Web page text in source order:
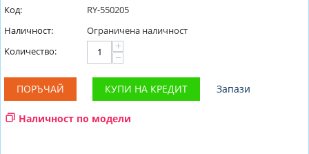
Код:
RY-550205
Наличност:
Ограничена наличност
Количество:
+
−
ПОРЪЧАЙ КУПИ НА КРЕДИТ Запази
Наличност по модели